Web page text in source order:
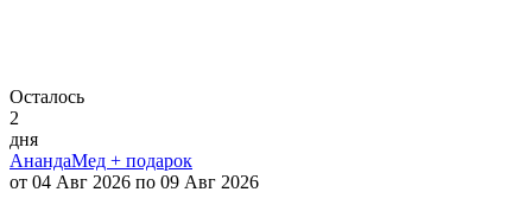
Осталось
2
дня
АнандаМед + подарок
от 04 Авг 2026 по 09 Авг 2026